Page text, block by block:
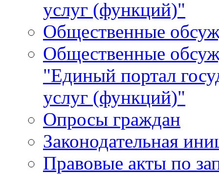
услуг (функций)"
Общественные
Общественные
"Единый портал
услуг (функций)"
Опросы граждан
Законодательная
Правовые акты по